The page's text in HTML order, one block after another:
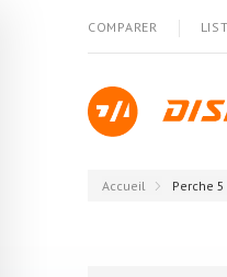
COMPARER
Accueil Perche